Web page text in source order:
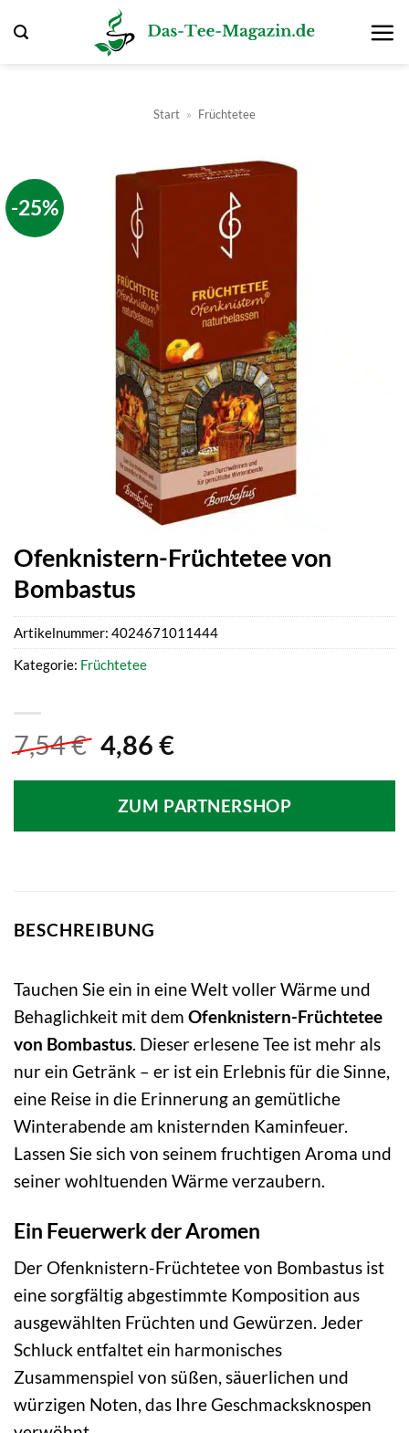
Inhalt
Start » Früchtetee
-25%
Ofenknistern-Früchtetee von
Bombastus
7,54€ Ursprünglicher
war:
7,54 €
4,86 €Aktueller
ist:
4,86 €.
ZUM PARTNERSHOP
Artikelnummer: 4024671011444
Kategorie: Früchtetee
BESCHREIBUNG
Tauchen Sie ein in eine Welt voller Wärme und
Behaglichkeit mit dem Ofenknistern-Früchtetee
von Bombastus . Dieser erlesene Tee ist mehr als
nur ein Getränk – er ist ein Erlebnis für die Sinne,
eine Reise in die Erinnerung an gemütliche
Winterabende am knisternden Kaminfeuer.
Lassen Sie sich von seinem fruchtigen Aroma und
seiner wohltuenden Wärme verzaubern.
Ein Feuerwerk der Aromen
Der Ofenknistern-Früchtetee von Bombastus ist
eine sorgfältig abgestimmte Komposition aus
ausgewählten Früchten und Gewürzen. Jeder
Schluck entfaltet ein harmonisches
Zusammenspiel von süßen, säuerlichen und
würzigen Noten, das Ihre Geschmacksknospen